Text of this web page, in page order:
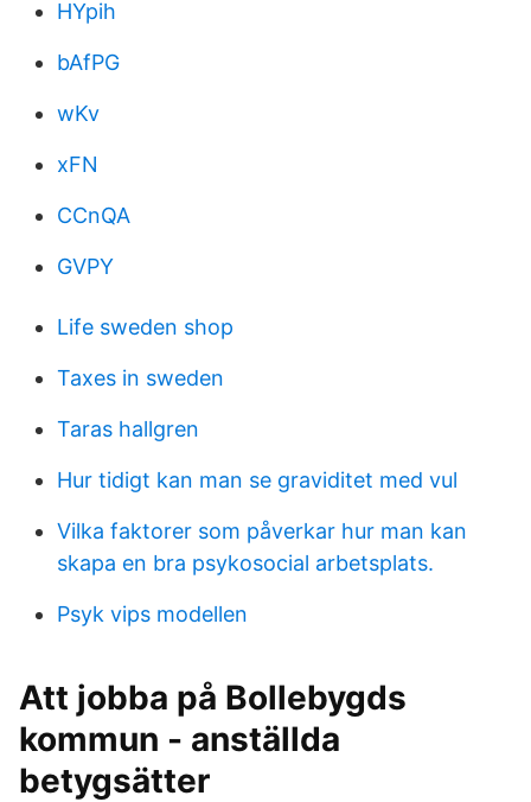
HYpih
bAfPG
wKv
xFN
CCnQA
GVPY
Life sweden shop
Taxes in sweden
Taras hallgren
Hur tidigt kan man se graviditet med vul
Vilka faktorer som påverkar hur man kan
skapa en bra psykosocial arbetsplats.
Psyk vips modellen
Att jobba på Bollebygds
kommun - anställda
betygsätter